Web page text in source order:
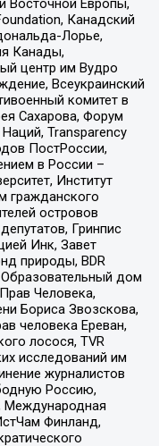
Канадский
Лорье,
Канады,
центр им Вудро
Всеукраинский
комитет в
Сахарова, Форум
Transparеncy
ПостРоссии,
в России –
Институт
гражданского
островов
Гринпис
Инк, Завет
природы, BDR
Образовательный дом
Человека,
Бориса Звозскова,
человека Ереван,
лосося, TVR
исследований им
журналистов
Россию,
Международная
Финланд,